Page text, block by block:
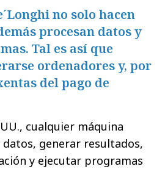
no solo hacen
procesan datos y
Tal es así que
ordenadores y, por
del pago de
cualquier máquina
generar resultados,
y ejecutar programas